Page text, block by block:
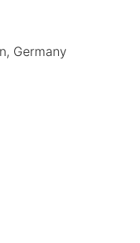
Germany